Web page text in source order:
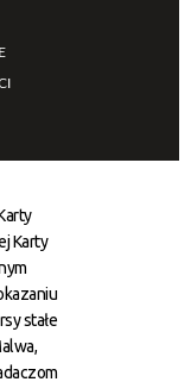
Karty
stałe